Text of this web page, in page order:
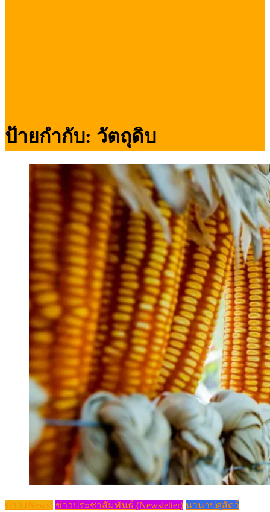
ป้ายกำกับ: วัตถุดิบ
ข่าว (News) ข่าวประชาสัมพันธ์ (Newsletter) นานาปศุสัตว์